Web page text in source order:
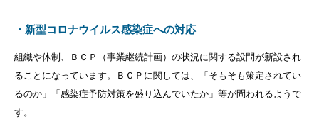
・新型コロナウイルス感染症への対応
組織や体制、ＢＣＰ（事業継続計画）の状況に関する設問が新設され
ることになっています。
ＢＣＰに関しては、「そもそも策定されてい
るのか」「感染症予防対策を盛り込んでいたか」等が問われるようで
す。